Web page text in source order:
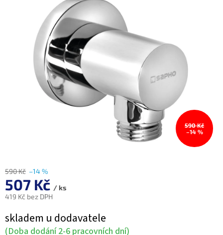
hvězdiček.
590 Kč
–14 %
590 Kč –14 %
507 Kč / ks
419 Kč bez DPH
cena:
skladem u dodavatele
(Doba dodání 2-6 pracovních dní)